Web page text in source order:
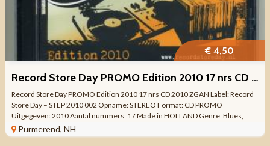
€ 4,50
Record Store Day PROMO Edition 2010 17 nrs CD 2010 ZGAN
Record Store Day PROMO Edition 2010 17 nrs CD 2010 ZGAN Label: Record
Store Day – STEP 2010 002 Opname: STEREO Format: CD PROMO
Uitgegeven: 2010 Aantal nummers: 17 Made in HOLLAND Genre: Blues,
Electronic, Folk, World, & ...
Purmerend, NH